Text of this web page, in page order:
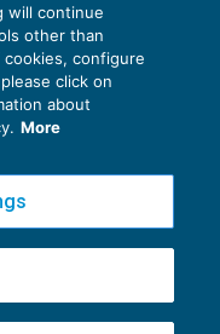
che «lo
regolamento
e limiti
all’adunanza
sia
la
eventualmente, la
S.p.A.v2.32.2
- info@ecnews.it
will continue
other than
configure
click on
about
More